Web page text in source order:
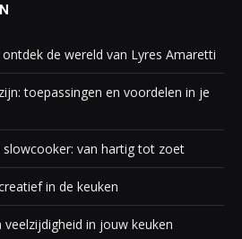
de wereld van Lyres Amaretti
toepassingen en voordelen in je
slowcooker: van hartig tot zoet
in de keuken
in jouw keuken